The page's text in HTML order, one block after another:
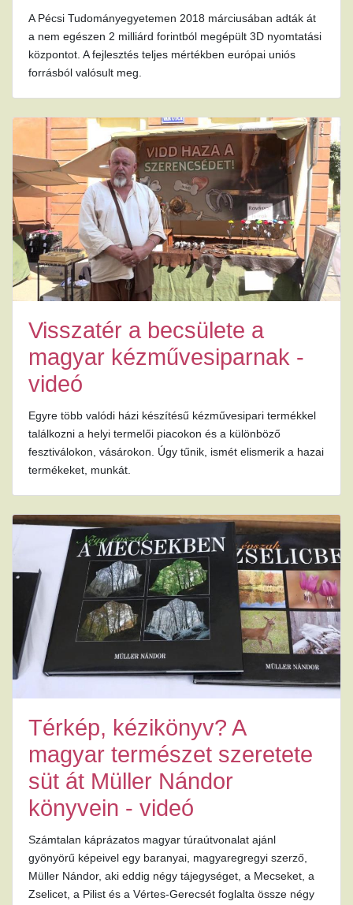
A Pécsi Tudományegyetemen 2018 márciusában adták át
a nem egészen 2 milliárd forintból megépült 3D nyomtatási
központot. A fejlesztés teljes mértékben európai uniós
forrásból valósult meg.
Visszatér a becsülete a
magyar kézművesiparnak -
videó
Egyre több valódi házi készítésű kézművesipari termékkel
találkozni a helyi termelői piacokon és a különböző
fesztiválokon, vásárokon. Úgy tűnik, ismét elismerik a hazai
termékeket, munkát.
Térkép, kézikönyv? A
magyar természet szeretete
süt át Müller Nándor
könyvein - videó
Számtalan káprázatos magyar túraútvonalat ajánl
gyönyörű képeivel egy baranyai, magyaregregyi szerző,
Müller Nándor, aki eddig négy tájegységet, a Mecseket, a
Zselicet, a Pilist és a Vértes-Gerecsét foglalta össze négy